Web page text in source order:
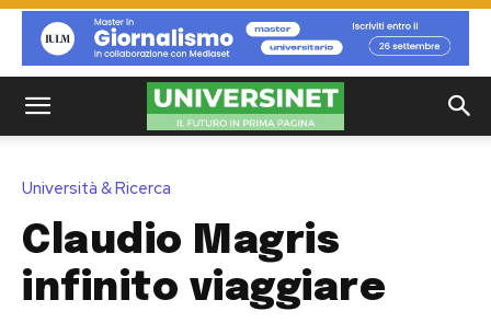
Università & Ricerca
Claudio Magris
infinito viaggiare